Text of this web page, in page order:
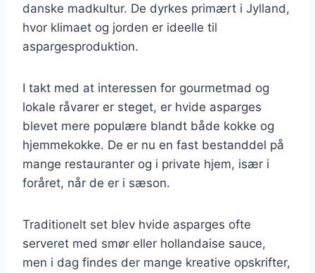
danske madkultur. De dyrkes primært i Jylland,
hvor klimaet og jorden er ideelle til
aspargesproduktion.
I takt med at interessen for gourmetmad og
lokale råvarer er steget, er hvide asparges
blevet mere populære blandt både kokke og
hjemmekokke. De er nu en fast bestanddel på
mange restauranter og i private hjem, især i
foråret, når de er i sæson.
Traditionelt set blev hvide asparges ofte
serveret med smør eller hollandaise sauce,
men i dag findes der mange kreative opskrifter,